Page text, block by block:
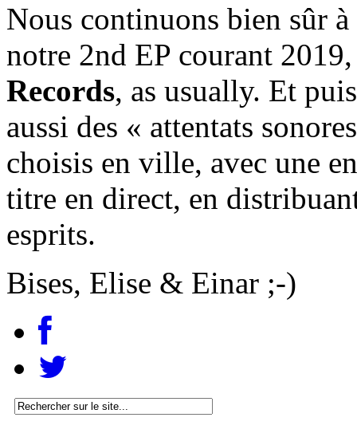
Nous continuons bien sûr
notre 2nd EP courant
Records, as usually. Et
aussi des « attentats
choisis en ville, avec une
titre en direct, en
esprits.
Bises, Elise & Einar ;-)